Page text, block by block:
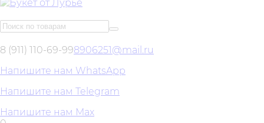
8 (911) 110-69-998906251@mail.ru
Напишите нам WhatsApp
Напишите нам Telegram
Напишите нам Max